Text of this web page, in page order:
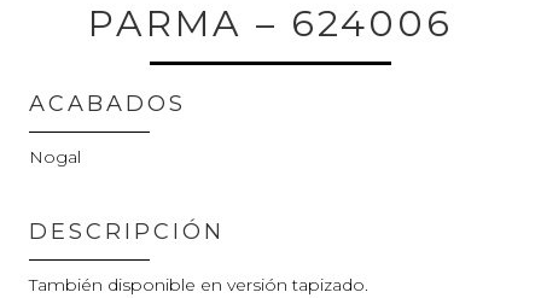
PARMA – 624006
ACABADOS
Nogal
DESCRIPCIÓN
También disponible en versión tapizado.